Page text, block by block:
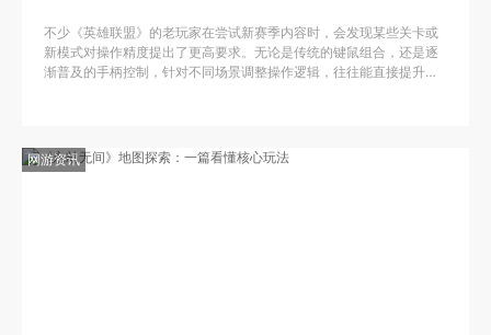
不少《英雄联盟》的老玩家在尝试新赛季内容时，会发现某些关卡或
新模式对操作精度提出了更高要求。无论是传统的键鼠组合，还是逐
渐普及的手柄控制，针对不同场景调整操作逻辑，往往能直接提升游
网游资讯